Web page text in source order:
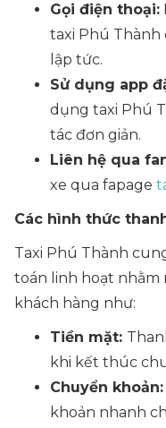
Gọi điện thoại:
taxi Phú Thành
lập tức.
Sử dụng app
dụng taxi Phú
tác đơn giản.
Liên hệ qua
xe qua fapage
Các hình thức
Taxi Phú Thành
toán linh hoạt nhằm
khách hàng như:
Tiền mặt:
khi kết thúc
Chuyển khoản:
khoản nhanh